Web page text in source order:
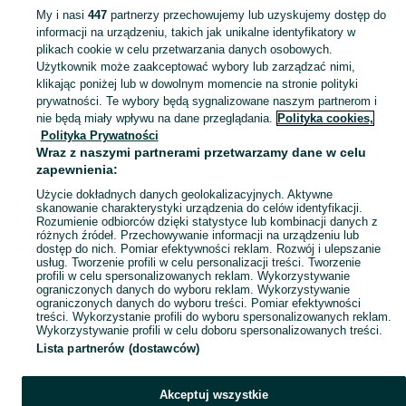
KATEGORIA
Sprzedaż drewna opałowego Luboń ▶️ brzozowe, dębowe, różne rozmiary ✅ Szeroki wybór w atrakcyjnych cenach ☝ Przeglądaj ogłoszenia na OLX.pl! Zobacz
Mapa kategorii
Mapa miejscowości
Mapa ministron
Popularne wyszukiwania
My i nasi 447partnerzy przechowujemy lub uzyskujemy dostęp do
informacji na urządzeniu, takich jak unikalne identyfikatory w
plikach cookie w celu przetwarzania danych osobowych.
Użytkownik może zaakceptować wybory lub zarządzać nimi,
klikając poniżej lub w dowolnym momencie na stronie polityki
prywatności. Te wybory będą sygnalizowane naszym partnerom i
nie będą miały wpływu na dane przeglądania. Polityka cookies,
Polityka Prywatności
Wraz z naszymi partnerami przetwarzamy dane w celu
zapewnienia:
Użycie dokładnych danych geolokalizacyjnych. Aktywne
skanowanie charakterystyki urządzenia do celów identyfikacji.
Rozumienie odbiorców dzięki statystyce lub kombinacji danych z
różnych źródeł. Przechowywanie informacji na urządzeniu lub
dostęp do nich. Pomiar efektywności reklam. Rozwój i ulepszanie
usług. Tworzenie profili w celu personalizacji treści. Tworzenie
profili w celu spersonalizowanych reklam. Wykorzystywanie
ograniczonych danych do wyboru reklam. Wykorzystywanie
ograniczonych danych do wyboru treści. Pomiar efektywności
treści. Wykorzystanie profili do wyboru spersonalizowanych reklam.
Wykorzystywanie profili w celu doboru spersonalizowanych treści.
Lista partnerów (dostawców)
Akceptuj wszystkie